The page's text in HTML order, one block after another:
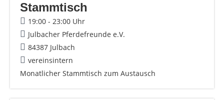
Stammtisch
19:00 - 23:00 Uhr
Julbacher Pferdefreunde e.V.
84387 Julbach
vereinsintern
Monatlicher Stammtisch zum Austausch